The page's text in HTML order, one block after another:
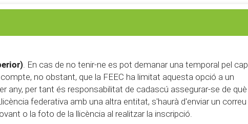
. En cas de no tenir-ne es pot demanar una temporal pel cap
no obstant, que la FEEC ha limitat aquesta opció a un
any, per tant és responsabilitat de cadascú assegurar-se de què
federativa amb una altra entitat, s'haurà d'enviar un correu
o la foto de la llicència al realitzar la inscripció.